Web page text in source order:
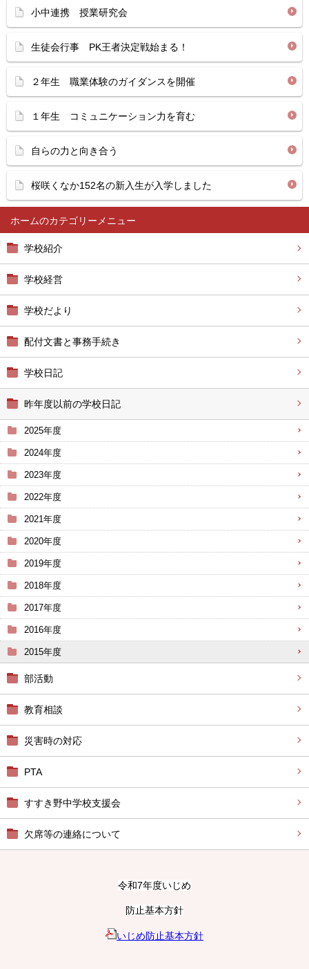
ホーム
学校紹介
学校経営
学校だより
配付文書と事務手続き
学校日記
昨年度以前の学校日記
2025年度
2024年度
2023年度
2022年度
2021年度
2020年度
2019年度
2018年度
2017年度
2016年度
2015年度
部活動
教育相談
災害時の対応
PTA
すすき野中学校支援会
欠席等の連絡について
令和7年度いじめ
防止基本方針
いじめ防止基本方針
小中連携 授業研究会
生徒会行事 PK王者決定戦始まる！
２年生 職業体験のガイダンスを開催
１年生 コミュニケーション力を育む
自らの力と向き合う
桜咲くなか152名の新入生が入学しました